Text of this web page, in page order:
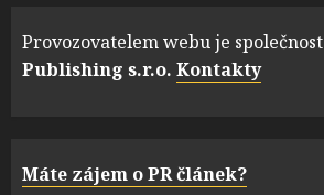
Provozovatelem webu je společnost
Publishing s.r.o. Kontakty
Máte zájem o PR článek?